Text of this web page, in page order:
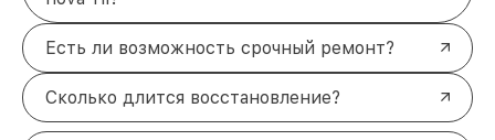
Есть ли возможность срочный ремонт?
Сколько длится восстановление?